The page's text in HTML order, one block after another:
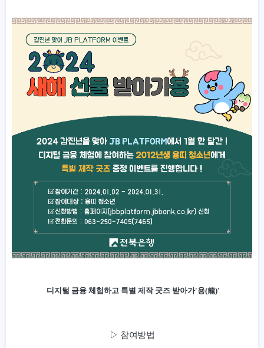
디지털 금융 체험하고 특별 제작 굿즈 받아가'용(龍)'
▷ 참여방법